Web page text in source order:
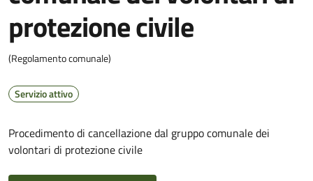
protezione civile
(Regolamento comunale)
Servizio attivo
Procedimento di cancellazione dal gruppo comunale dei
volontari di protezione civile